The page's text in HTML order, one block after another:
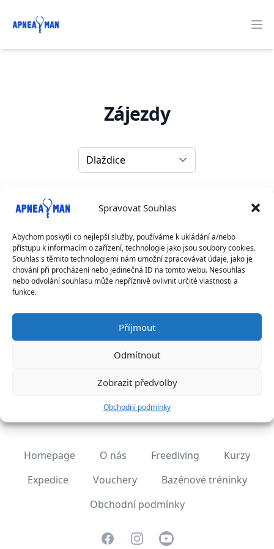
Spravovat Souhlas
Abychom poskytli co nejlepší služby, používáme k ukládání a/nebo
přístupu k informacím o zařízení, technologie jako jsou soubory cookies.
Souhlas s těmito technologiemi nám umožní zpracovávat údaje, jako je
chování při procházení nebo jedinečná ID na tomto webu. Nesouhlas
nebo odvolání souhlasu může nepříznivě ovlivnit určité vlastnosti a
funkce.
Příjmout
Odmítnout
Zobrazit předvolby
Obchodní podmínky
Apneaman
Zájezdy
Druh zobrazení
Instruktoři
Kategorie
Kategorie
Státy
Státy
Homepage O nás Freediving
Kurzy
Expedice
Vouchery
Bazénové tréninky
Obchodní podmínky
FacebookInstagramYoutube